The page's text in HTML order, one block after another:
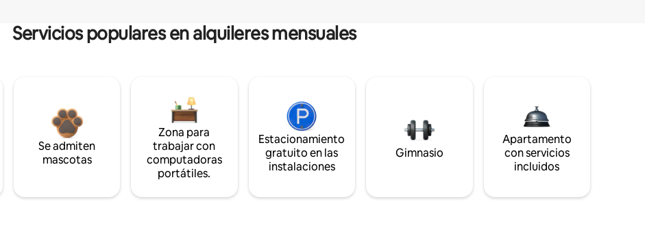
Servicios populares en alquileres mensuales
Se admiten
mascotas
Zona para
trabajar con
computadoras
portátiles.
Estacionamiento
gratuito en las
instalaciones
Gimnasio
Apartamento
con servicios
incluidos